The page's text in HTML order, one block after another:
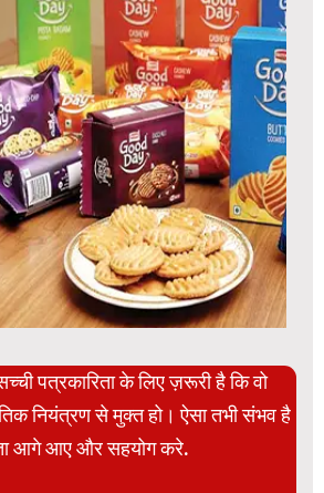
पत्रकारिता के लिए ज़रूरी है कि वो
नियंत्रण से मुक्त हो। ऐसा तभी संभव है
आगे आए और सहयोग करे.